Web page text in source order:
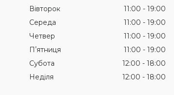
Вівторок
11:00
19:00
Середа
11:00
19:00
Четвер
11:00
19:00
Пʼятниця
11:00
19:00
Субота
12:00
18:00
Неділя
12:00 18:00